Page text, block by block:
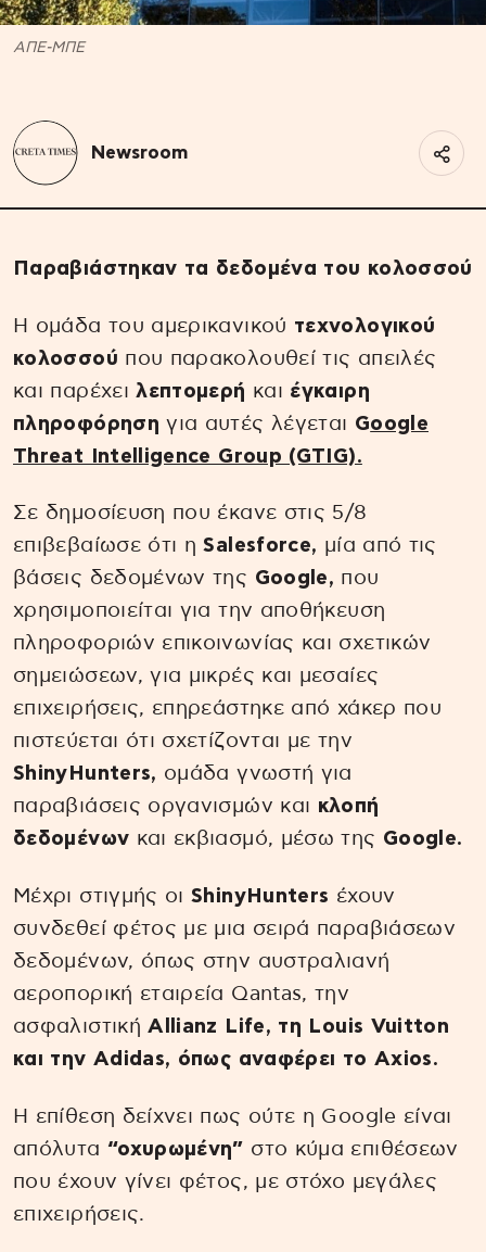
ΑΠΕ-ΜΠΕ
Newsroom
Παραβιάστηκαν τα δεδομένα του κολοσσού
Η ομάδα του αμερικανικού τεχνολογικού
κολοσσού που παρακολουθεί τις απειλές
και παρέχει λεπτομερή και έγκαιρη
πληροφόρηση για αυτές λέγεται Google
Threat Intelligence Group (GTIG).
Σε δημοσίευση που έκανε στις 5/8
επιβεβαίωσε ότι ηSalesforce, μία από τις
βάσεις δεδομένων της Google, που
χρησιμοποιείται για την αποθήκευση
πληροφοριών επικοινωνίας και σχετικών
σημειώσεων, για μικρές και μεσαίες
επιχειρήσεις, επηρεάστηκε από χάκερ που
πιστεύεται ότι σχετίζονται με την
ShinyHunters, ομάδα γνωστή για
παραβιάσεις οργανισμών και κλοπή
δεδομένων και εκβιασμό, μέσω της Google.
Μέχρι στιγμής οιShinyHunters έχουν
συνδεθεί φέτος με μια σειρά παραβιάσεων
δεδομένων, όπως στην αυστραλιανή
αεροπορική εταιρεία Qantas, την
ασφαλιστικήAllianz Life, τη Louis Vuitton
και την Adidas, όπως αναφέρει το Axios.
Η επίθεση δείχνει πως ούτε η Google είναι
απόλυτα “οχυρωμένη” στο κύμα επιθέσεων
που έχουν γίνει φέτος, με στόχο μεγάλες
επιχειρήσεις.